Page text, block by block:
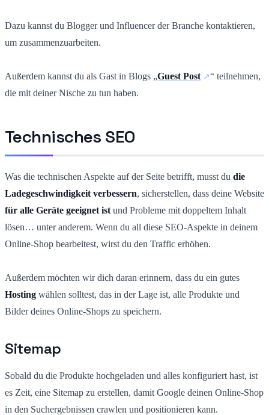
Dazu kannst du Blogger und Influencer der Branche kontaktieren,
um zusammenzuarbeiten.
Außerdem kannst du als Gast in Blogs „Guest Post
“ teilnehmen,
die mit deiner Nische zu tun haben.
Technisches SEO
Was die technischen Aspekte auf der Seite betrifft, musst du die
Ladegeschwindigkeit verbessern, sicherstellen, dass deine Website
für alle Geräte geeignet ist und Probleme mit doppeltem Inhalt
lösen… unter anderem. Wenn du all diese SEO-Aspekte in deinem
Online-Shop bearbeitest, wirst du den Traffic erhöhen.
Außerdem möchten wir dich daran erinnern, dass du ein gutes
Hosting wählen solltest, das in der Lage ist, alle Produkte und
Bilder deines Online-Shops zu speichern.
Sitemap
Sobald du die Produkte hochgeladen und alles konfiguriert hast, ist
es Zeit, eine Sitemap zu erstellen, damit Google deinen Online-Shop
in den Suchergebnissen crawlen und positionieren kann.